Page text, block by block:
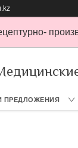
ПРЕДЛОЖЕНИЯ